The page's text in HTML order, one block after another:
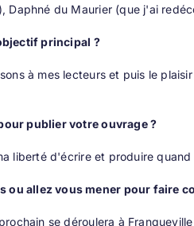
Daphné du Maurier (que j'ai
principal ?
à mes lecteurs et puis le
publier votre ouvrage ?
liberté d'écrire et produire quand
ou allez vous mener pour faire
se déroulera à